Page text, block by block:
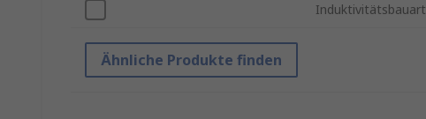
Induktivitätsbauart
Ähnliche Produkte finden